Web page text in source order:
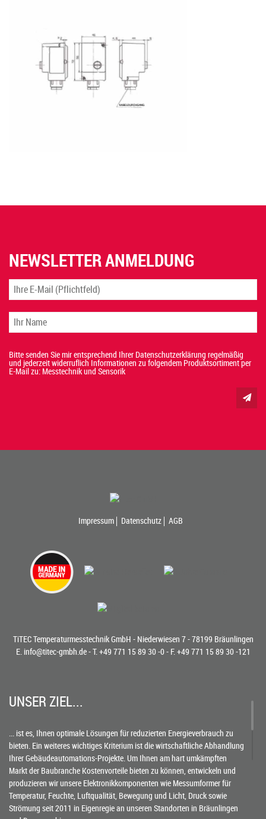
NEWSLETTER ANMELDUNG
Bitte senden Sie mir entsprechend Ihrer Datenschutzerklärung regelmäßig
und jederzeit widerruflich Informationen zu folgendem Produktsortiment per
E-Mail zu: Messtechnik und Sensorik
Impressum Datenschutz AGB
TiTEC Temperaturmesstechnik GmbH - Niederwiesen 7 - 78199 Bräunlingen
E. info@titec-gmbh.de- T. +49 771 15 89 30 -0- F. +49 771 15 89 30 -121
UNSER ZIEL...
... ist es, Ihnen optimale Lösungen für reduzierten Energieverbrauch zu
bieten. Ein weiteres wichtiges Kriterium ist die wirtschaftliche Abhandlung
Ihrer Gebäudeautomations-Projekte. Um Ihnen am hart umkämpften
Markt der Baubranche Kostenvorteile bieten zu können, entwickeln und
produzieren wir unsere Elektronikkomponenten wie Messumformer für
Temperatur, Feuchte, Luftqualität, Bewegung und Licht, Druck sowie
Strömung seit 2011 in Eigenregie an unseren Standorten in Bräunlingen